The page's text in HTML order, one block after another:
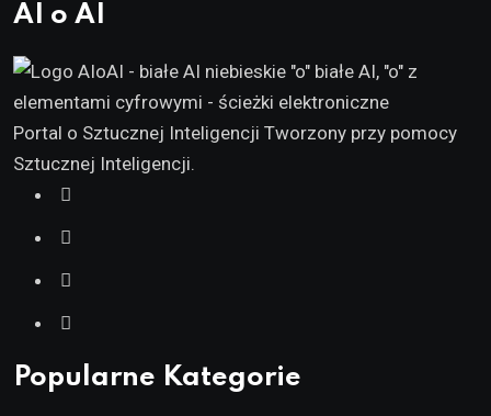
AI o AI
Portal o Sztucznej Inteligencji Tworzony przy pomocy
Sztucznej Inteligencji.
Popularne Kategorie